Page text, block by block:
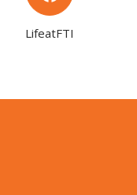
LifeatFTI